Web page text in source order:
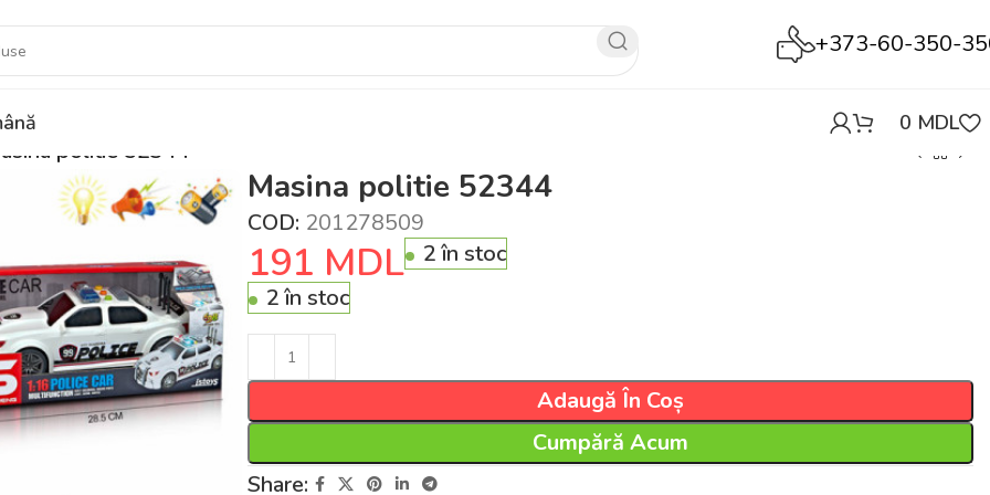
+373-60-350-
0 MDL
politie 52344
Masina politie 52344
COD: 201278509
191 MDL
2 în stoc
2 în stoc
Adaugă În Coș
Cumpără Acum
Share: